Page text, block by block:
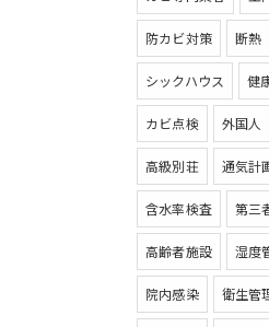
防カビ対策 断熱
シックハウス 健
カビ点検 外国人
高級別荘 通気計
含水率検査 第三
高齢者施設 湿度
院内感染 衛生管